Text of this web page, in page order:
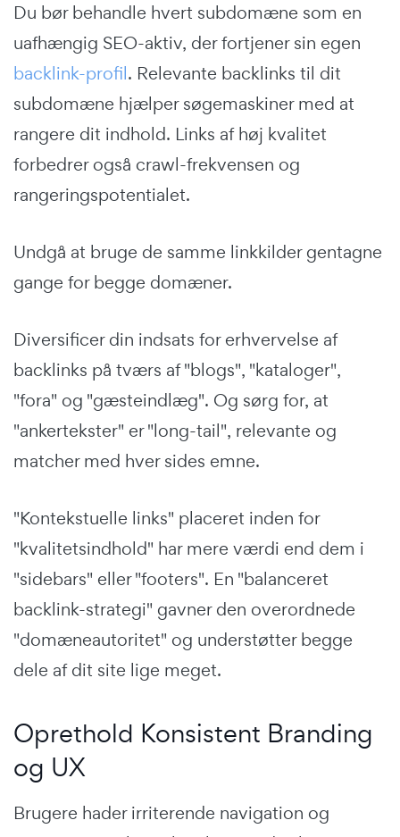
Du bør behandle hvert subdomæne som en
uafhængig SEO-aktiv, der fortjener sin egen
backlink-profil. Relevante backlinks til dit
subdomæne hjælper søgemaskiner med at
rangere dit indhold. Links af høj kvalitet
forbedrer også crawl-frekvensen og
rangeringspotentialet.
Undgå at bruge de samme linkkilder gentagne
gange for begge domæner.
Diversificer din indsats for erhvervelse af
backlinks på tværs af "blogs", "kataloger",
"fora" og "gæsteindlæg". Og sørg for, at
"ankertekster" er "long-tail", relevante og
matcher med hver sides emne.
"Kontekstuelle links" placeret inden for
"kvalitetsindhold" har mere værdi end dem i
"sidebars" eller "footers". En "balanceret
backlink-strategi" gavner den overordnede
"domæneautoritet" og understøtter begge
dele af dit site lige meget.
Oprethold Konsistent Branding
og UX
Brugere hader irriterende navigation og